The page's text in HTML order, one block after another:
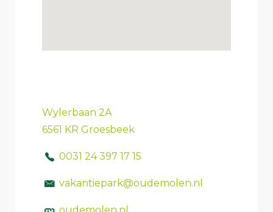
Wylerbaan 2A
6561 KR Groesbeek
0031 24 397 17 15
vakantiepark@oudemolen.nl